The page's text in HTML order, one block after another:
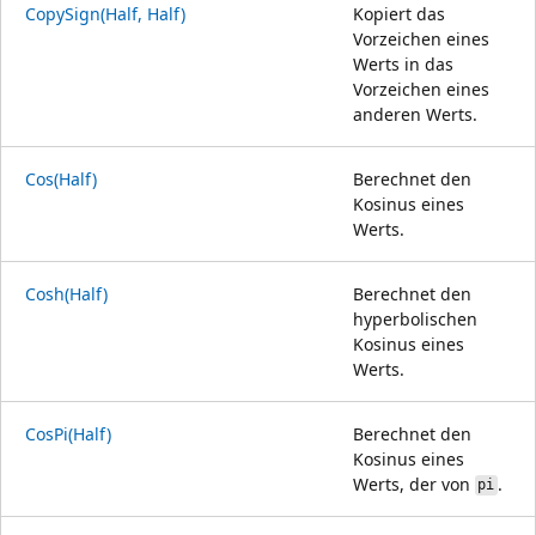
CopySign(Half, Half)
Kopiert das
Vorzeichen eines
Werts in das
Vorzeichen eines
anderen Werts.
Cos(Half)
Berechnet den
Kosinus eines
Werts.
Cosh(Half)
Berechnet den
hyperbolischen
Kosinus eines
Werts.
CosPi(Half)
Berechnet den
Kosinus eines
Werts, der von pi.